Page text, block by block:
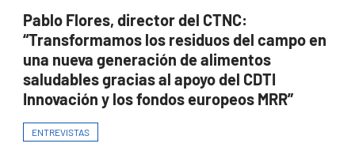
Pablo Flores, director del CTNC:
“Transformamos los residuos del campo en
una nueva generación de alimentos
saludables gracias al apoyo del CDTI
Innovación y los fondos europeos MRR”
ENTREVISTAS